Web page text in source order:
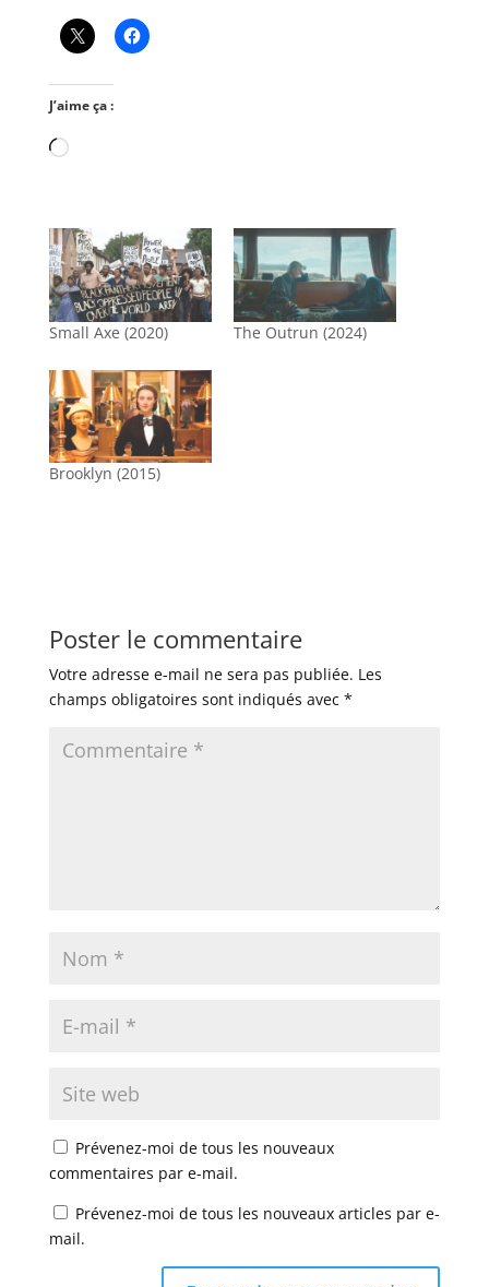
J’aime ça :
Chargement…
Small Axe (2020) The Outrun (2024)
Brooklyn (2015)
Poster le commentaire
Votre adresse e-mail ne sera pas publiée. Les
champs obligatoires sont indiqués avec *
Prévenez-moi de tous les nouveaux
commentaires par e-mail.
Prévenez-moi de tous les nouveaux articles par e-
mail.